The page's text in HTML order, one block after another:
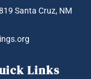
Santa Cruz, NM
Links